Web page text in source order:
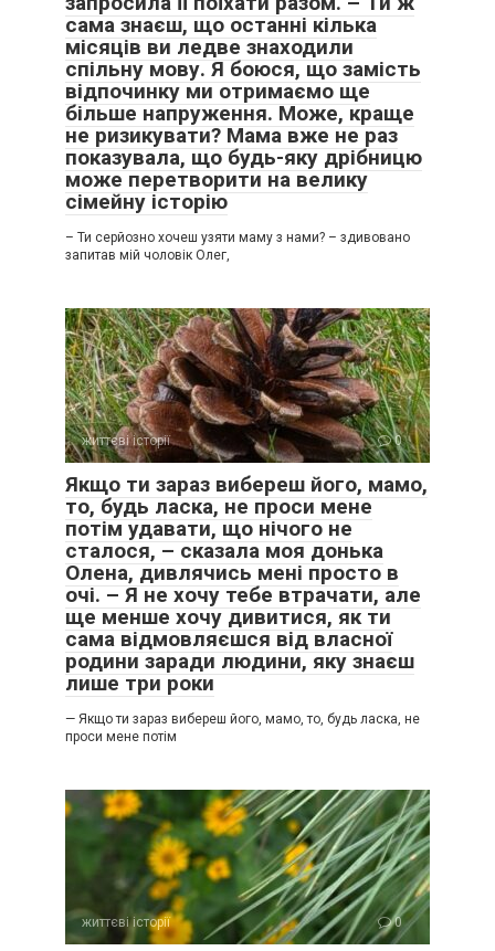
сама знаєш, що останні кілька
місяців ви ледве знаходили
спільну мову. Я боюся, що замість
відпочинку ми отримаємо ще
більше напруження. Може, краще
не ризикувати? Мама вже не раз
показувала, що будь-яку дрібницю
може перетворити на велику
сімейну історію
– Ти серйозно хочеш узяти маму з нами? – здивовано
запитав мій чоловік Олег,
життєві історії 0
Якщо ти зараз вибереш його, мамо,
то, будь ласка, не проси мене
потім удавати, що нічого не
сталося, – сказала моя донька
Олена, дивлячись мені просто в
очі. – Я не хочу тебе втрачати, але
ще менше хочу дивитися, як ти
сама відмовляєшся від власної
родини заради людини, яку знаєш
лише три роки
— Якщо ти зараз вибереш його, мамо, то, будь ласка, не
проси мене потім
життєві історії 0